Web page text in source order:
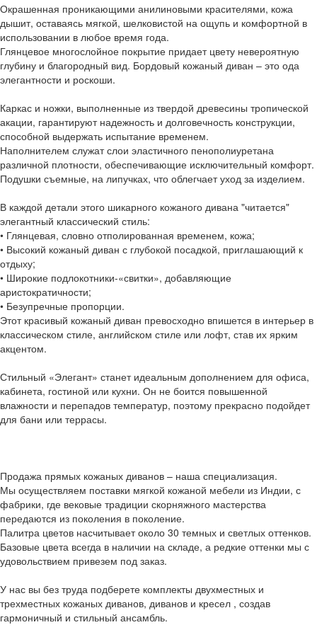
Окрашенная проникающими анилиновыми красителями, кожа
дышит, оставаясь мягкой, шелковистой на ощупь и комфортной в
использовании в любое время года.
Глянцевое многослойное покрытие придает цвету невероятную
глубину и благородный вид. Бордовый кожаный диван – это ода
элегантности и роскоши.
Каркас и ножки, выполненные из твердой древесины тропической
акации, гарантируют надежность и долговечность конструкции,
способной выдержать испытание временем.
Наполнителем служат слои эластичного пенополиуретана
различной плотности, обеспечивающие исключительный комфорт.
Подушки съемные, на липучках, что облегчает уход за изделием.
В каждой детали этого шикарного кожаного дивана "читается"
элегантный классический стиль:
• Глянцевая, словно отполированная временем, кожа;
• Высокий кожаный диван с глубокой посадкой, приглашающий к
отдыху;
• Широкие подлокотники-«свитки», добавляющие
аристократичности;
• Безупречные пропорции.
Этот красивый кожаный диван превосходно впишется в интерьер в
классическом стиле, английском стиле или лофт, став их ярким
акцентом.
Стильный «Элегант» станет идеальным дополнением для офиса,
кабинета, гостиной или кухни. Он не боится повышенной
влажности и перепадов температур, поэтому прекрасно подойдет
для бани или террасы.
Продажа прямых кожаных диванов – наша специализация.
Мы осуществляем поставки мягкой кожаной мебели из Индии, с
фабрики, где вековые традиции скорняжного мастерства
передаются из поколения в поколение.
Палитра цветов насчитывает около 30 темных и светлых оттенков.
Базовые цвета всегда в наличии на складе, а редкие оттенки мы с
удовольствием привезем под заказ.
У нас вы без труда подберете комплекты двухместных и
трехместных кожаных диванов, диванов и кресел , создав
гармоничный и стильный ансамбль.